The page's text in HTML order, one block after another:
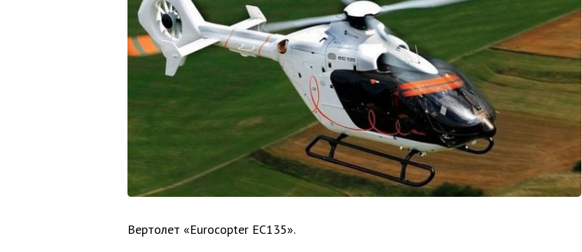
Вертолет «Eurocopter EC135».